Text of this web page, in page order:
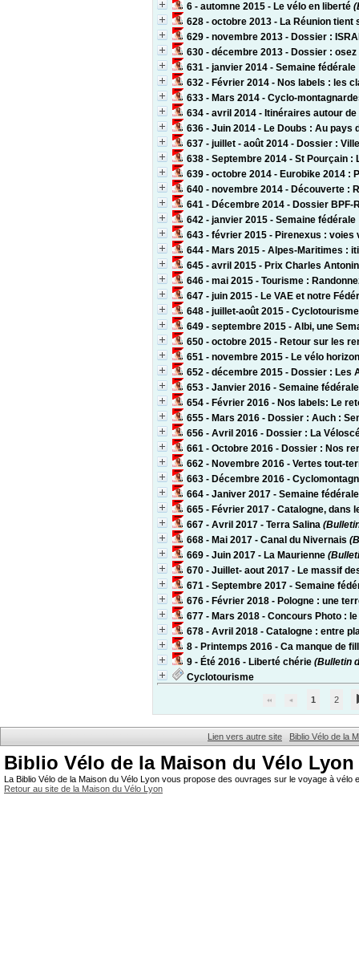
6 - automne 2015 - Le vélo en liberté
628 - octobre 2013 - La Réunion tient
629 - novembre 2013 - Dossier :
630 - décembre 2013 - Dossier :
631 - janvier 2014 - Semaine
632 - Février 2014 - Nos labels : les
633 - Mars 2014 - Cyclo-
634 - avril 2014 - Itinéraires autour
636 - Juin 2014 - Le Doubs : Au pays
637 - juillet - août 2014 - Dossier :
638 - Septembre 2014 - St Pourçain
639 - octobre 2014 - Eurobike 2014 :
640 - novembre 2014 - Découverte :
641 - Décembre 2014 - Dossier
642 - janvier 2015 - Semaine
643 - février 2015 - Pirenexus : voies
644 - Mars 2015 - Alpes-Maritimes :
645 - avril 2015 - Prix Charles
646 - mai 2015 - Tourisme :
647 - juin 2015 - Le VAE et notre
648 - juillet-août 2015 -
649 - septembre 2015 - Albi, une
650 - octobre 2015 - Retour sur les
651 - novembre 2015 - Le vélo
652 - décembre 2015 - Dossier : Les
653 - Janvier 2016 - Semaine
654 - Février 2016 - Nos labels: Le
655 - Mars 2016 - Dossier : Auch :
656 - Avril 2016 - Dossier : La
661 - Octobre 2016 - Dossier : Nos
662 - Novembre 2016 - Vertes tout-
663 - Décembre 2016 -
664 - Janiver 2017 - Semaine
665 - Février 2017 - Catalogne, dans
667 - Avril 2017 - Terra Salina
668 - Mai 2017 - Canal du Nivernais
669 - Juin 2017 - La Maurienne
670 - Juillet- aout 2017 - Le massif
671 - Septembre 2017 - Semaine
676 - Février 2018 - Pologne : une
677 - Mars 2018 - Concours Photo :
678 - Avril 2018 - Catalogne : entre
8 - Printemps 2016 - Ca manque de
9 - Été 2016 - Liberté chérie (Bulletin
Cyclotourisme
1 2
Lien vers autre site Biblio Vélo de la
Biblio Vélo de la Maison du Vélo Lyon
La Biblio Vélo de la Maison du Vélo Lyon vous propose des ouvrages sur le voyage à
Retour au site de la Maison du Vélo Lyon